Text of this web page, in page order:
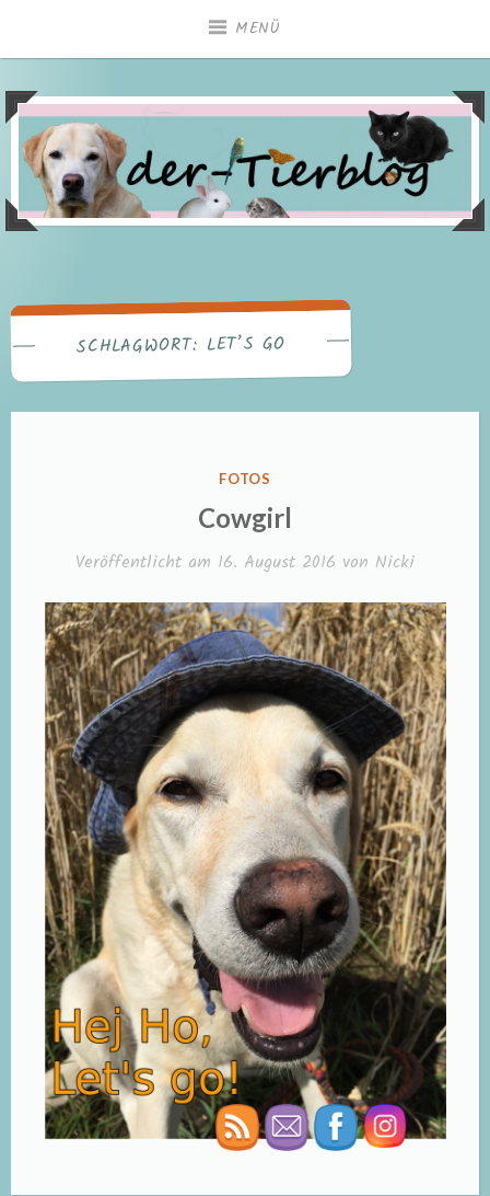
MENÜ
SCHLAGWORT: LET’S GO
VERÖFFENTLICHT
FOTOS
Cowgirl
Veröffentlicht am 16. August 2016 von Nicki